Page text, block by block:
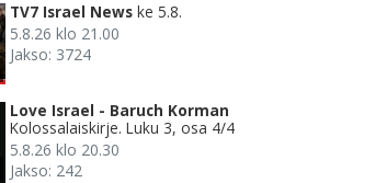
TV7 Israel News ke 5.8.
5.8.26 klo 21.00
Jakso: 3724
Love Israel - Baruch Korman
Kolossalaiskirje. Luku 3, osa 4/4
5.8.26 klo 20.30
Jakso: 242